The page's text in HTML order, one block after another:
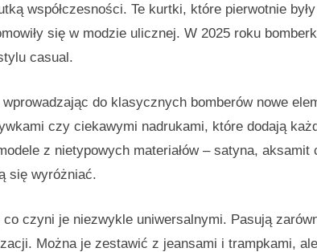
współczesności. Te kurtki, które pierwotnie
się w modzie ulicznej. W 2025 roku
casual.
do klasycznych bomberów nowe
czy ciekawymi nadrukami, które dodają
z nietypowych materiałów – satyna, aksamit
się wyróżniać.
czyni je niezwykle uniwersalnymi. Pasują
Można je zestawić z jeansami i trampkami,